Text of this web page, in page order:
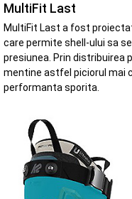
MultiFit Last
MultiFit Last a fost
care permite shell-ului sa
presiunea. Prin distribuirea
mentine astfel piciorul mai
performanta sporita.